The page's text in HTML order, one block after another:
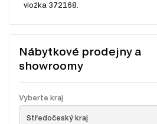
vložka 372168.
Nábytkové prodejny a
showroomy
Vyberte kraj
Středočeský kraj